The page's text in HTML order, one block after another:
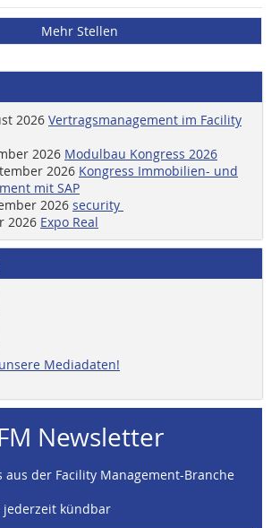
Mehr Stellen
2026 Vertragsmanagement im Facility
2026 Modulbau Kongress 2026
2026 Kongress Immobilien- und
mit SAP
2026 security
2026 Expo Real
Mediadaten!
Newsletter
aus der Facility Management-Branche
jederzeit kündbar